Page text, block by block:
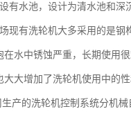
有水池，设计为清水池和深
现有洗轮机大多采用的是
水中锈蚀严重，长期使用
大增加了洗轮机使用中的
产的洗轮机控制系统分机